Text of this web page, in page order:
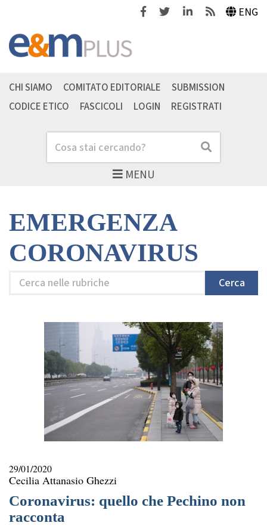
FacebookTwitterLinkedinFeeds ENG
MENU
Cerca Cerca
CHI SIAMO COMITATO EDITORIALE
SUBMISSION
CODICE ETICO
FASCICOLI LOGIN REGISTRATI
EMERGENZA
CORONAVIRUS
Cerca
Cerca
29/01/2020
Cecilia Attanasio Ghezzi
Coronavirus: quello che Pechino non
racconta